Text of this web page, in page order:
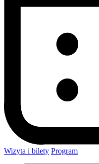
Wizyta i bilety Program